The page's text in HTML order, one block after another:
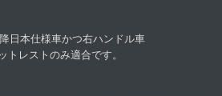
日本仕様車かつ右ハンドル車
トレストのみ適合です。